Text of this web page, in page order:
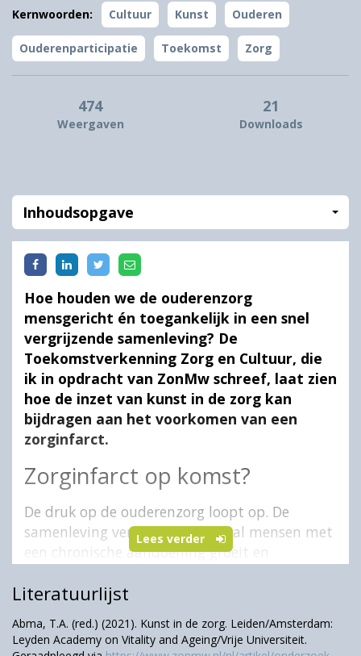
Kernwoorden: Cultuur Kunst Ouderen
Ouderenparticipatie Toekomst Zorg
474
Weergaven
21
Downloads
Inhoudsopgave
Lees verder
Hoe houden we de ouderenzorg
mensgericht én toegankelijk in een snel
vergrijzende samenleving? De
Toekomstverkenning Zorg en Cultuur, die
ik in opdracht van ZonMw schreef, laat zien
hoe de inzet van kunst in de zorg kan
bijdragen aan het voorkomen van een
zorginfarct.
Zorginfarct op komst?
De druk op de ouderenzorg loopt op. De
samenleving vergrijst, het aantal mensen met
een chronische aandoening groeit en
onder spanning (Staatscommissie
Van Campen et al., 2024). Om waardige zorg
Literatuurlijst
Abma, T.A. (red.) (2021). Kunst in de zorg. Leiden/Amsterdam:
Leyden Academy on Vitality and Ageing/Vrije Universiteit.